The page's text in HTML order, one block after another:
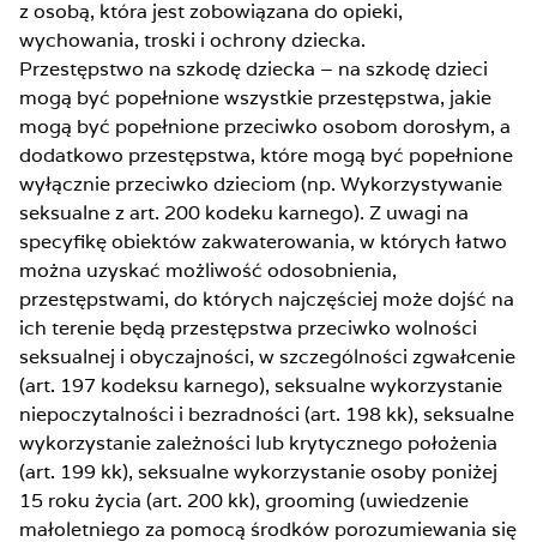
z osobą, która jest zobowiązana do opieki,
wychowania, troski i ochrony dziecka.
Przestępstwo na szkodę dziecka – na szkodę dzieci
mogą być popełnione wszystkie przestępstwa, jakie
mogą być popełnione przeciwko osobom dorosłym, a
dodatkowo przestępstwa, które mogą być popełnione
wyłącznie przeciwko dzieciom (np. Wykorzystywanie
seksualne z art. 200 kodeku karnego). Z uwagi na
specyfikę obiektów zakwaterowania, w których łatwo
można uzyskać możliwość odosobnienia,
przestępstwami, do których najczęściej może dojść na
ich terenie będą przestępstwa przeciwko wolności
seksualnej i obyczajności, w szczególności zgwałcenie
(art. 197 kodeksu karnego), seksualne wykorzystanie
niepoczytalności i bezradności (art. 198 kk), seksualne
wykorzystanie zależności lub krytycznego położenia
(art. 199 kk), seksualne wykorzystanie osoby poniżej
15 roku życia (art. 200 kk), grooming (uwiedzenie
małoletniego za pomocą środków porozumiewania się